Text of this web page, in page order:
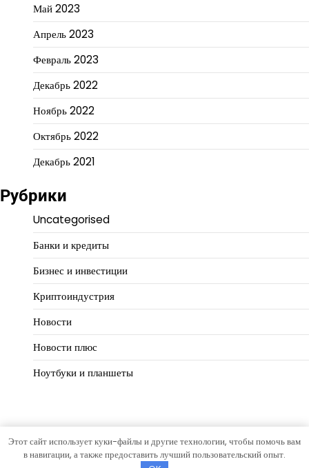
Май 2023
Апрель 2023
Февраль 2023
Декабрь 2022
Ноябрь 2022
Октябрь 2022
Декабрь 2021
Рубрики
Uncategorised
Банки и кредиты
Бизнес и инвестиции
Криптоиндустрия
Новости
Новости плюс
Ноутбуки и планшеты
Copyright © 2026Финансовая логикаТема Hourly News от
Этот сайт использует куки-файлы и другие технологии, чтобы помочь вам
в навигации, а также предоставить лучший пользовательский опыт.